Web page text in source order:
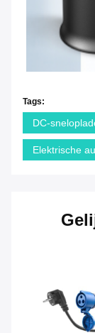
Tags:
DC-
Elektrische